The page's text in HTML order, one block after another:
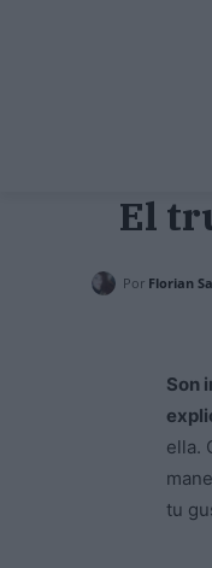
El
Por Florian
Son
ella.
tu